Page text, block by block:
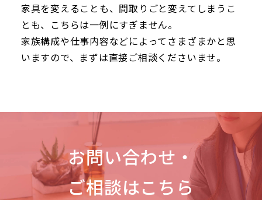
家具を変えることも、間取りごと変えてしまうこ
とも、こちらは一例にすぎません。
家族構成や仕事内容などによってさまざまかと思
いますので、まずは直接ご相談くださいませ。
お問い合わせ・
ご相談はこちら